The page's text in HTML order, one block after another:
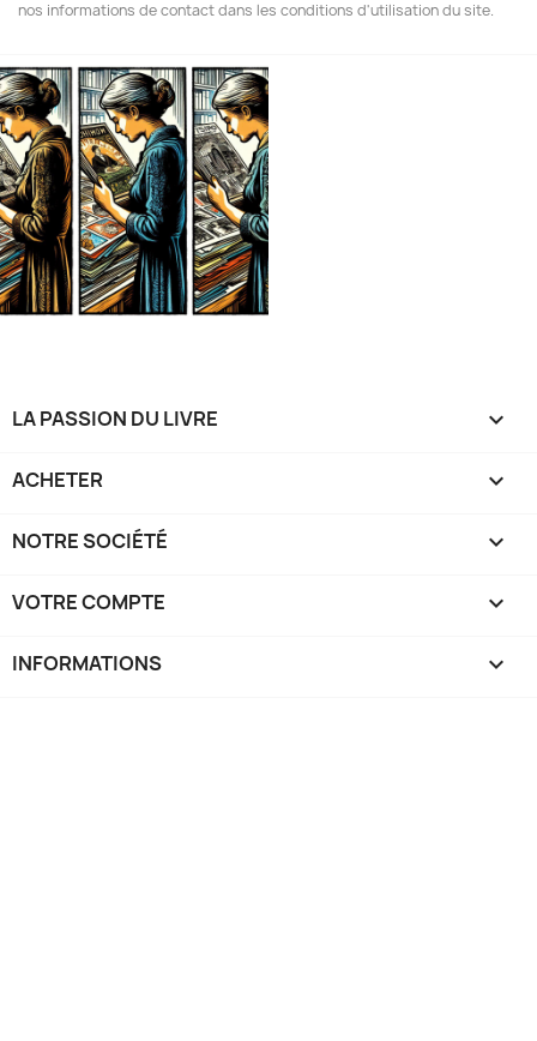
nos informations de contact dans les conditions d'utilisation du site.
LA PASSION DU LIVRE 
ACHETER 
NOTRE SOCIÉTÉ 
VOTRE COMPTE 
INFORMATIONS keyboard_arrow_down